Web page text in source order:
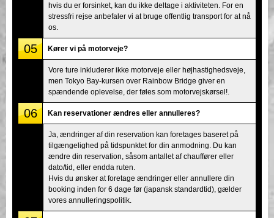
hvis du er forsinket, kan du ikke deltage i aktiviteten. For en
stressfri rejse anbefaler vi at bruge offentlig transport for at nå
os.
05 Kører vi på motorveje?
Vore ture inkluderer ikke motorveje eller højhastighedsveje,
men Tokyo Bay-kursen over Rainbow Bridge giver en
spændende oplevelse, der føles som motorvejskørsel!.
06 Kan reservationer ændres eller annulleres?
Ja, ændringer af din reservation kan foretages baseret på
tilgængelighed på tidspunktet for din anmodning. Du kan
ændre din reservation, såsom antallet af chauffører eller
dato/tid, eller endda ruten.
Hvis du ønsker at foretage ændringer eller annullere din
booking inden for 6 dage før (japansk standardtid), gælder
vores annulleringspolitik.